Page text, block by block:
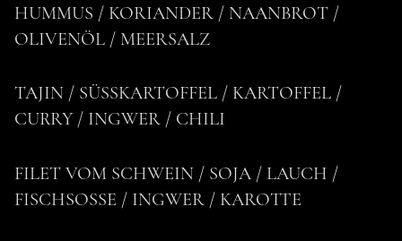
HUMMUS / KORIANDER / NAANBROT /
OLIVENÖL / MEERSALZ
TAJIN / SÜSSKARTOFFEL / KARTOFFEL /
CURRY / INGWER / CHILI
FILET VOM SCHWEIN / SOJA / LAUCH /
FISCHSOSSE / INGWER / KAROTTE